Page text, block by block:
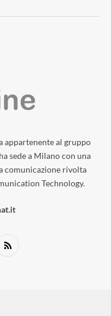
appartenente al gruppo
sede a Milano con una
comunicazione rivolta
Technology.
RSS